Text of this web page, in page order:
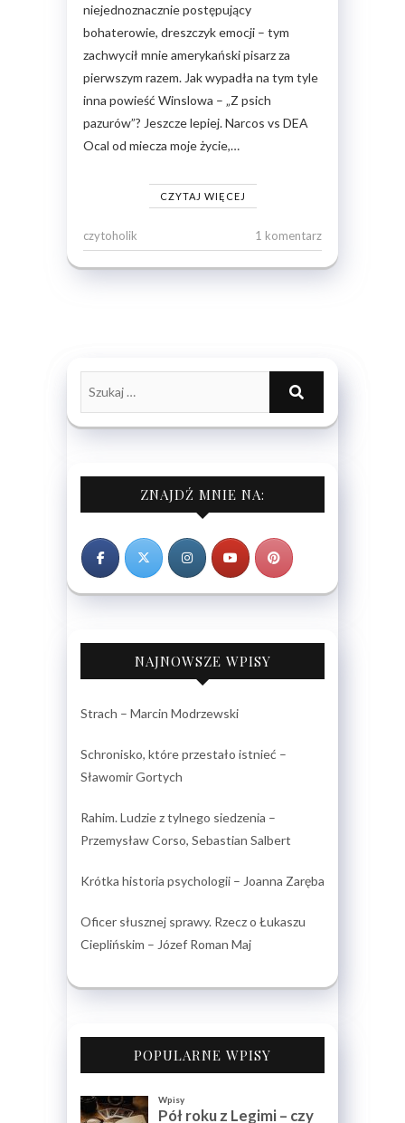
niejednoznacznie postępujący
bohaterowie, dreszczyk emocji – tym
zachwycił mnie amerykański pisarz za
pierwszym razem. Jak wypadła na tym tyle
inna powieść Winslowa – „Z psich
pazurów”? Jeszcze lepiej. Narcos vs DEA
Ocal od miecza moje życie,…
CZYTAJ WIĘCEJ
czytoholik 1 komentarz
Szukaj
ZNAJDŹ MNIE NA:
NAJNOWSZE WPISY
Strach – Marcin Modrzewski
Schronisko, które przestało istnieć –
Sławomir Gortych
Rahim. Ludzie z tylnego siedzenia –
Przemysław Corso, Sebastian Salbert
Krótka historia psychologii – Joanna Zaręba
Oficer słusznej sprawy. Rzecz o Łukaszu
Cieplińskim – Józef Roman Maj
POPULARNE WPISY